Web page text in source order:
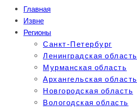
Главная
Извне
Регионы
Санкт-Петербург
Ленинградская область
Мурманская область
Архангельская область
Новгородская область
Вологодская область